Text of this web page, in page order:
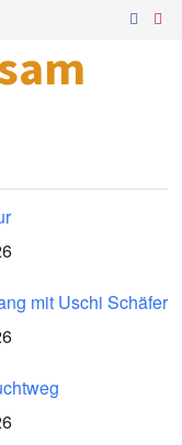
mit Uschi Schäfer